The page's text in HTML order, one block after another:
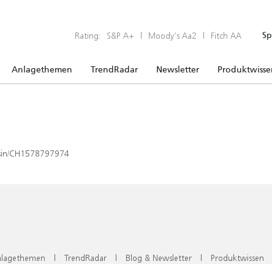
Rating: S&P A+ | Moody’s Aa2 | Fitch AA
Anlagethemen TrendRadar Newsletter
CH1578797974
| TrendRadar | Blog & Newsletter | Produktwissen